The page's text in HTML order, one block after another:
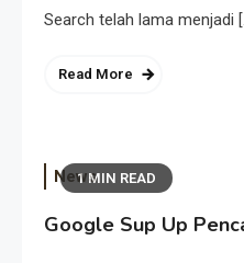
Search telah lama menjadi
Read More
1 MIN READ
News
Google Sup Up